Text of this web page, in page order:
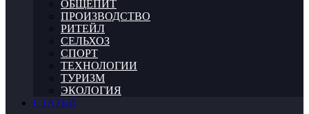
ОБЩЕПИТ
ПРОИЗВОДСТВО
РИТЕЙЛ
СЕЛЬХОЗ
СПОРТ
ТЕХНОЛОГИИ
ТУРИЗМ
ЭКОЛОГИЯ
СТАТЬИ